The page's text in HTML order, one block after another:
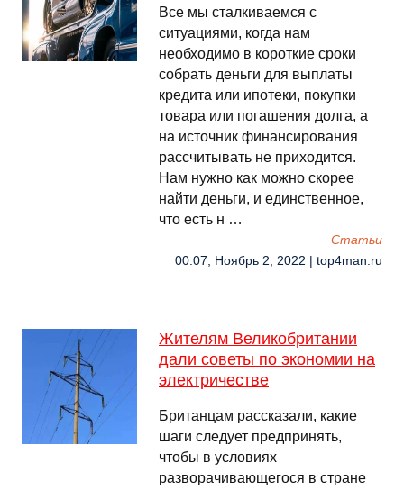
Все мы сталкиваемся с
ситуациями, когда нам
необходимо в короткие сроки
собрать деньги для выплаты
кредита или ипотеки, покупки
товара или погашения долга, а
на источник финансирования
рассчитывать не приходится.
Нам нужно как можно скорее
найти деньги, и единственное,
что есть н …
Cтатьи
00:07, Ноябрь 2, 2022 | top4man.ru
Жителям Великобритании
дали советы по экономии на
электричестве
Британцам рассказали, какие
шаги следует предпринять,
чтобы в условиях
разворачивающегося в стране